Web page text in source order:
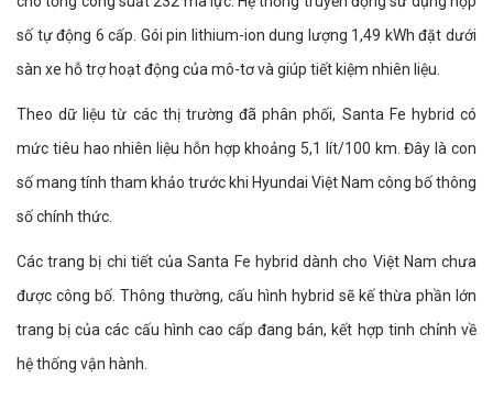
số tự động 6 cấp. Gói pin lithium-ion dung lượng 1,49 kWh đặt dưới
sàn xe hỗ trợ hoạt động của mô-tơ và giúp tiết kiệm nhiên liệu.
Theo dữ liệu từ các thị trường đã phân phối, Santa Fe hybrid có
mức tiêu hao nhiên liệu hỗn hợp khoảng 5,1 lít/100 km. Đây là con
số mang tính tham khảo trước khi Hyundai Việt Nam công bố thông
số chính thức.
Các trang bị chi tiết của Santa Fe hybrid dành cho Việt Nam chưa
được công bố. Thông thường, cấu hình hybrid sẽ kế thừa phần lớn
trang bị của các cấu hình cao cấp đang bán, kết hợp tinh chỉnh về
hệ thống vận hành.